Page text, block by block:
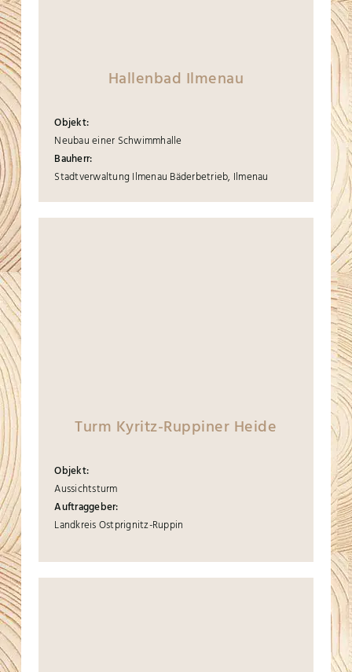
Hallenbad Ilmenau
Objekt:
Neubau einer Schwimmhalle
Bauherr:
Stadtverwaltung Ilmenau Bäderbetrieb, Ilmenau
Turm Kyritz-Ruppiner Heide
Objekt:
Aussichtsturm
Auftraggeber:
Landkreis Ostprignitz-Ruppin